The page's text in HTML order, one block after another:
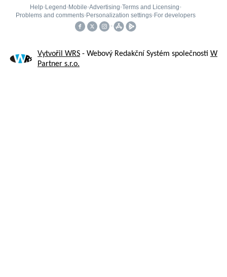
Vytvořil WRS - Webový Redakční Systém společnosti W
Partner s.r.o.